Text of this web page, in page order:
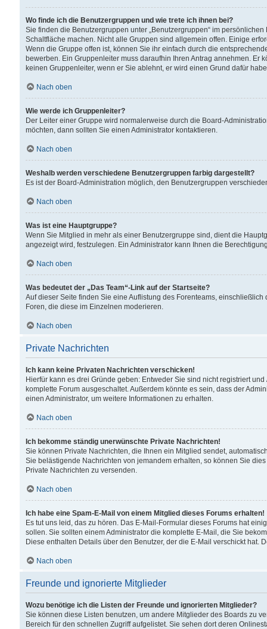
Wo finde ich die Benutzergruppen und wie trete ich ihnen bei?
Sie finden die Benutzergruppen unter „Benutzergruppen“ im
Schaltfläche machen. Nicht alle Gruppen sind allgemein offen. Einige
Wenn die Gruppe offen ist, können Sie ihr einfach durch die
bewerben. Ein Gruppenleiter muss daraufhin Ihren Antrag annehmen.
keinen Gruppenleiter, wenn er Sie ablehnt, er wird einen Grund dafür
Nach oben
Wie werde ich Gruppenleiter?
Der Leiter einer Gruppe wird normalerweise durch die Board-
möchten, dann sollten Sie einen Administrator kontaktieren.
Nach oben
Weshalb werden verschiedene Benutzergruppen farbig dargestellt?
Es ist der Board-Administration möglich, den Benutzergruppen
Nach oben
Was ist eine Hauptgruppe?
Wenn Sie Mitglied in mehr als einer Benutzergruppe sind, dient die
angezeigt wird, festzulegen. Ein Administrator kann Ihnen die
Nach oben
Was bedeutet der „Das Team“-Link auf der Startseite?
Auf dieser Seite finden Sie eine Auflistung des Forenteams,
Foren, die diese im Einzelnen moderieren.
Nach oben
Private Nachrichten
Ich kann keine Privaten Nachrichten verschicken!
Hierfür kann es drei Gründe geben: Entweder Sie sind nicht registriert
komplette Forum ausgeschaltet. Außerdem könnte es sein, dass der
einen Administrator, um weitere Informationen zu erhalten.
Nach oben
Ich bekomme ständig unerwünschte Private Nachrichten!
Sie können Private Nachrichten, die Ihnen ein Mitglied sendet,
Sie belästigende Nachrichten von jemandem erhalten, so können Sie
Private Nachrichten zu versenden.
Nach oben
Ich habe eine Spam-E-Mail von einem Mitglied dieses Forums erhalten!
Es tut uns leid, das zu hören. Das E-Mail-Formular dieses Forums hat
sollen. Sie sollten einem Administrator die komplette E-Mail, die Sie
Diese enthalten Details über den Benutzer, der die E-Mail verschickt hat.
Nach oben
Freunde und ignorierte Mitglieder
Wozu benötige ich die Listen der Freunde und ignorierten Mitglieder?
Sie können diese Listen benutzen, um andere Mitglieder des Boards zu
Bereich für den schnellen Zugriff aufgelistet. Sie sehen dort deren